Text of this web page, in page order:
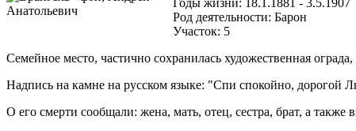
Годы жизни: 18.1.1881 - 3.5.1907
Род деятельности: Барон
Участок: 5
Семейное место, частично сохранилась художественная
Надпись на камне на русском языке: "Спи спокойно, дорогой
О его смерти сообщали: жена, мать, отец, сестра, брат, а